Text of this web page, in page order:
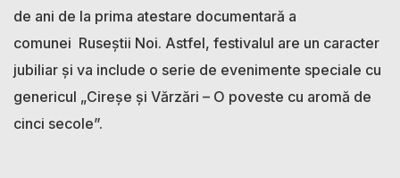
de ani de la prima atestare documentară a
comunei Ruseștii Noi. Astfel, festivalul are un caracter
jubiliar și va include o serie de evenimente speciale cu
genericul „Cireșe și Vărzări – O poveste cu aromă de
cinci secole”.